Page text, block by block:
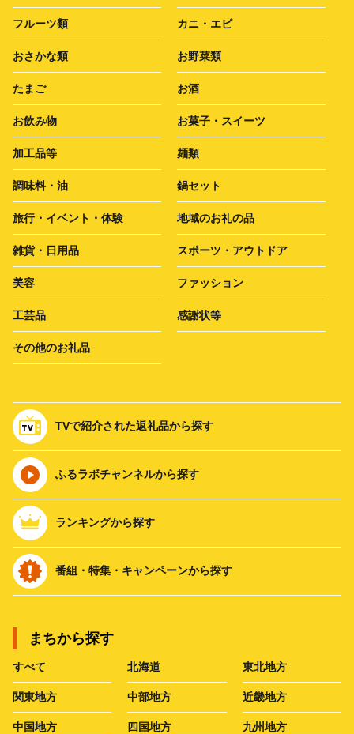
フルーツ類 カニ・エビ
おさかな類 お野菜類
たまご お酒
お飲み物 お菓子・スイーツ
加工品等 麺類
調味料・油 鍋セット
旅行・イベント・体験 地域のお礼の品
雑貨・日用品 スポーツ・アウトドア
美容 ファッション
工芸品 感謝状等
その他のお礼品
TVで紹介された返礼品から探す
ふるラボチャンネルから探す
ランキングから探す
番組・特集・キャンペーンから探す
まちから探す
すべて 北海道 東北地方
関東地方 中部地方 近畿地方
中国地方 四国地方 九州地方